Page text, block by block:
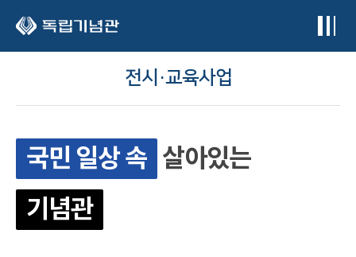
전시·교육사업
국민 일상 속 살아있는
기념관